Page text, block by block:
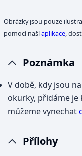
Obrázky jsou pouze
pomocí našíaplikace,
Poznámka
V době, kdy jsou
okurky, přidáme je
můžeme vynechat
Přílohy